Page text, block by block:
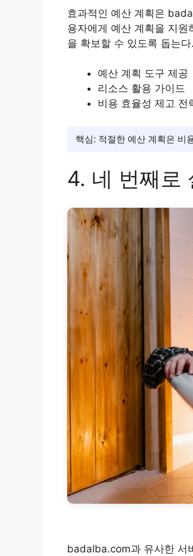
효과적인 예산 계획은
용자에게 예산 계획을 지
을 확보할 수 있도록 돕는다.
예산 계획 도구 제공
리소스 활용 가이드
비용 효율성 제고 전
핵심: 적절한 예산 계획은 비
4. 네 번째로
badalba.com과 유사한 서